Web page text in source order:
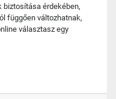
érdekében,
függően változhatnak,
választasz egy